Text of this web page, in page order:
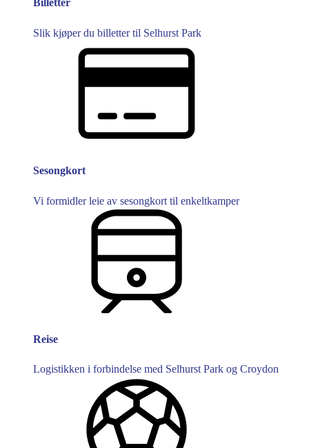
Billetter
Slik kjøper du billetter til Selhurst Park
Sesongkort
Vi formidler leie av sesongkort til enkeltkamper
Reise
Logistikken i forbindelse med Selhurst Park og Croydon